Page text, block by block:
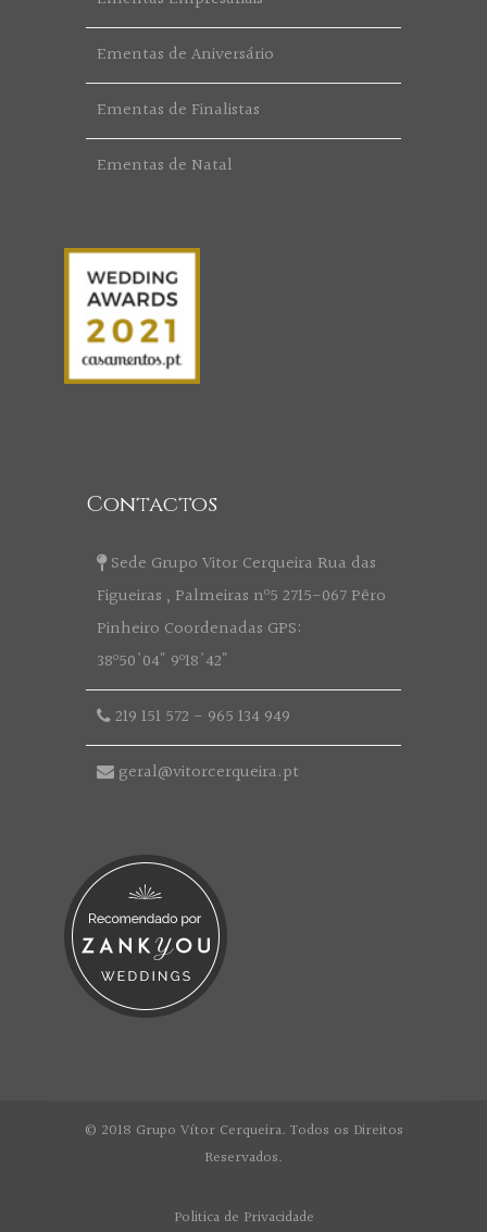
Ementas de Aniversário
Ementas de Finalistas
Ementas de Natal
Contactos
Sede Grupo Vitor Cerqueira Rua das
Figueiras , Palmeiras nº5 2715-067 Pêro
Pinheiro Coordenadas GPS:
38º50'04" 9º18'42"
219 151 572 - 965 134 949
geral@vitorcerqueira.pt
© 2018 Grupo Vítor Cerqueira. Todos os Direitos
Reservados.
Politica de Privacidade